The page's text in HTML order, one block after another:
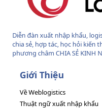
Diễn đàn xuất nhập khẩu,
chia sẻ, hợp tác, học hỏi kiến
phương châm CHIA SẺ KINH
Giới Thiệu
Về Weblogistics
Thuật ngữ xuất nhập khẩu